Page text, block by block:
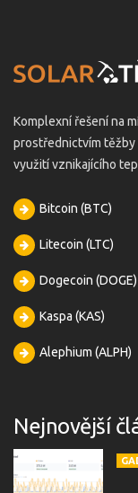
Komplexní řešení na
prostřednictvím těžby
využití vznikajícího
Bitcoin (BTC)
Litecoin (LTC)
Dogecoin (DOGE)
Kaspa (KAS)
Alephium (ALPH)
Nejnovější